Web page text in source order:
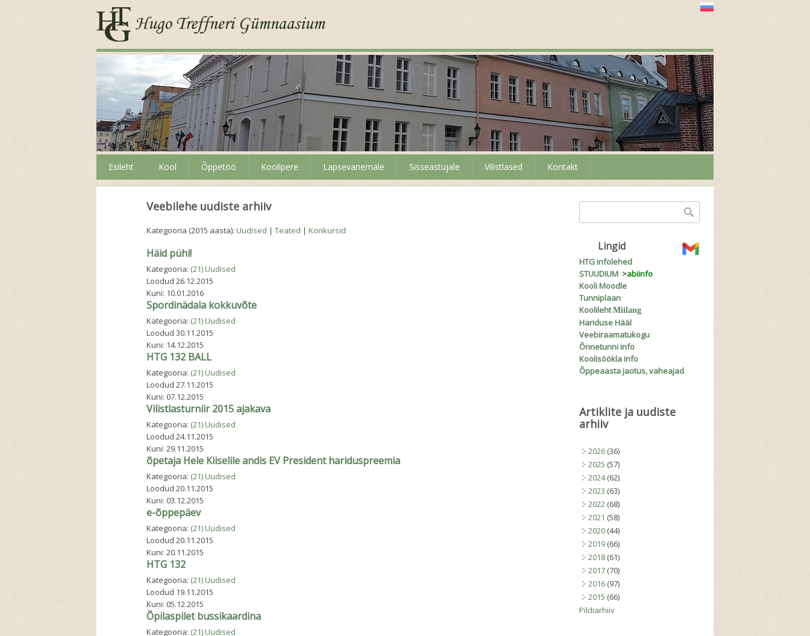
Esileht Kool Õppetöö Koolipere Lapsevanemale Sisseastujale Vilistlased Kontakt
Veebilehe uudiste arhiiv
Kategooria (2015 aasta):Uudised |Teated |Konkursid
Häid pühi!
Kategooria: (21) Uudised
Loodud 26.12.2015
Kuni: 10.01.2016
Spordinädala kokkuvõte
Kategooria: (21) Uudised
Loodud 30.11.2015
Kuni: 14.12.2015
HTG 132 BALL
Kategooria: (21) Uudised
Loodud 27.11.2015
Kuni: 07.12.2015
Vilistlasturniir 2015 ajakava
Kategooria: (21) Uudised
Loodud 24.11.2015
Kuni:29.11.2015
õpetaja Hele Kiiselile andis EV President hariduspreemia
Kategooria: (21) Uudised
Loodud 20.11.2015
Kuni: 03.12.2015
e-õppepäev
Kategooria: (21) Uudised
Loodud 20.11.2015
Kuni:20.11.2015
HTG 132
Kategooria: (21) Uudised
Loodud 19.11.2015
Kuni: 05.12.2015
Õpilaspilet bussikaardina
Kategooria: (21) Uudised
Otsinguvorm
Lingid
HTG infolehed
STUUDIUM >abiinfo
Kooli Moodle
Tunniplaan
KoolilehtMiilang
Hariduse Hääl
Veebiraamatukogu
Õnnetunni info
Koolisöökla info
Õppeaasta jaotus, vaheajad
Artiklite ja uudiste
arhiiv
2026 (36)
2025 (57)
2024(62)
2023 (63)
2022 (68)
2021 (58)
2020 (44)
2019 (66)
2018 (61)
2017 (70)
2016 (97)
2015 (66)
Pildiarhiiv